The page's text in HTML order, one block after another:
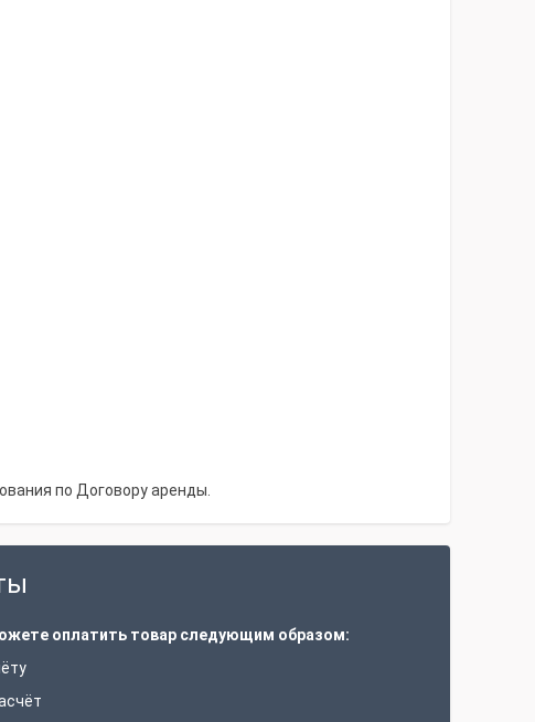
по Договору аренды.
оплатить товар следующим образом: